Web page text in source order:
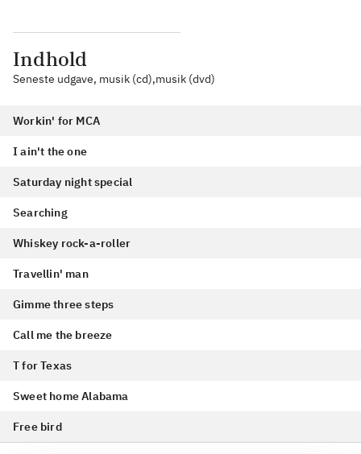
Indhold
Seneste udgave, musik (cd),musik (dvd)
Workin' for MCA
I ain't the one
Saturday night special
Searching
Whiskey rock-a-roller
Travellin' man
Gimme three steps
Call me the breeze
T for Texas
Sweet home Alabama
Free bird